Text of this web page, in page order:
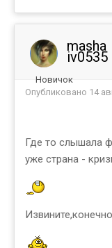
masha
iv0535
Новичок
Опубликовано 14
Где то слышала
уже страна -